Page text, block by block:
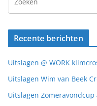
Recente berichten
Uitslagen @ WORK
Uitslagen Wim van Beek
Uitslagen Zomeravondcup